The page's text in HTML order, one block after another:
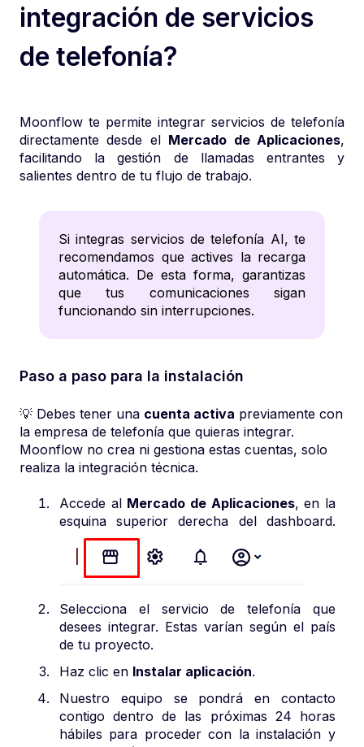
integración de servicios
de telefonía?
Moonflow te permite integrar servicios de telefonía
directamente desde el Mercado de Aplicaciones,
facilitando la gestión de llamadas entrantes y
salientes dentro de tu flujo de trabajo.​
Si integras servicios de telefonía AI, te
recomendamos que actives la recarga
automática. De esta forma, garantizas
que tus comunicaciones sigan
funcionando sin interrupciones.
Paso a paso para la instalación
💡 Debes tener una cuenta activa previamente con
la empresa de telefonía que quieras integrar.
Moonflow no crea ni gestiona estas cuentas, solo
realiza la integración técnica.
Accede al Mercado de Aplicaciones, en la
esquina superior derecha del dashboard.
Selecciona el servicio de telefonía que
desees integrar. Estas varían según el país
de tu proyecto.
Haz clic en Instalar aplicación.
Nuestro equipo se pondrá en contacto
contigo dentro de las próximas 24 horas
hábiles para proceder con la instalación y